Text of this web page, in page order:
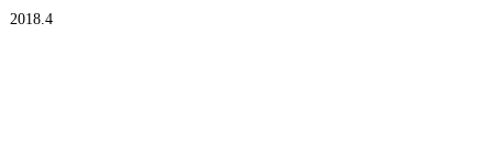
2018.4